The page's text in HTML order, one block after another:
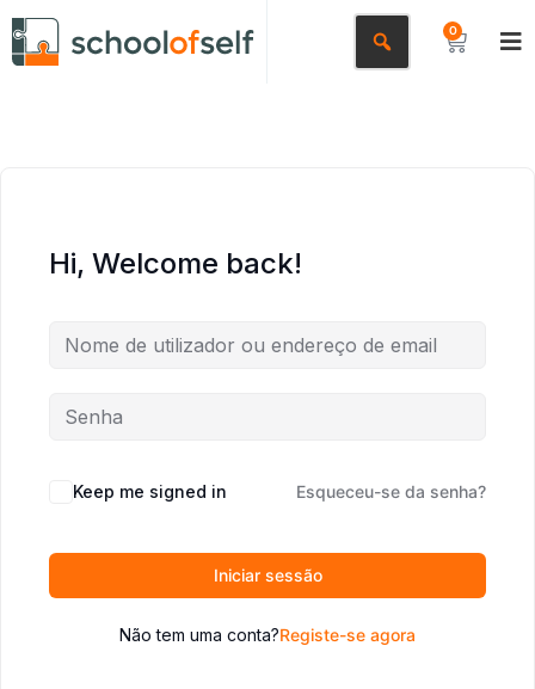
0
Hi, Welcome back!
Keep me signed in Esqueceu-se da senha?
Iniciar sessão
Não tem uma conta?Registe-se agora